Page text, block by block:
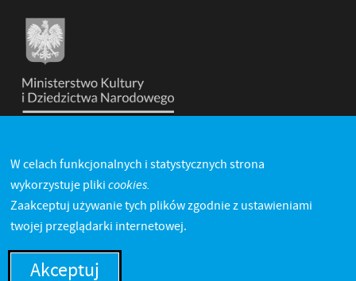
W celach funkcjonalnych i statystycznych strona
wykorzystuje pliki cookies.
Zaakceptuj używanie tych plików zgodnie z ustawieniami
twojej przeglądarki internetowej.
Akceptuj